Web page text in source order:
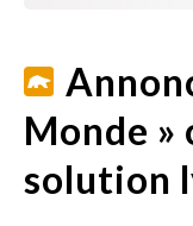
Monde »
solution